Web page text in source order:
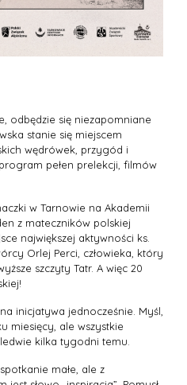
odbędzie się niezapomniane
stanie się miejscem
wędrówek, przygód i
pełen prelekcji, filmów
w Tarnowie na Akademii
z mateczników polskiej
największej aktywności ks.
Orlej Perci, człowieka, który
szczyty Tatr. A więc 20
inicjatywa jednocześnie. Myśl,
miesięcy, ale wszystkie
kilka tygodni temu.
małe, ale z